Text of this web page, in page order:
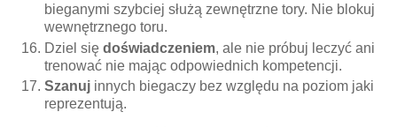
bieganymi szybciej służą zewnętrzne tory. Nie blokuj
wewnętrznego toru.
Dziel się doświadczeniem, ale nie próbuj leczyć ani
trenować nie mając odpowiednich kompetencji.
Szanuj innych biegaczy bez względu na poziom jaki
reprezentują.